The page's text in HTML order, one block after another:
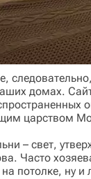
домах.
царством
– свет,
Часто
потолке, ну и